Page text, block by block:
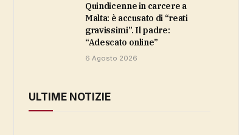
Quindicenne in carcere a
Malta: è accusato di “reati
gravissimi”. Il padre:
“Adescato online”
6 Agosto 2026
ULTIME NOTIZIE